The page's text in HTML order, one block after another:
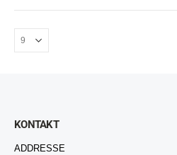
KONTAKT
ADDRESSE